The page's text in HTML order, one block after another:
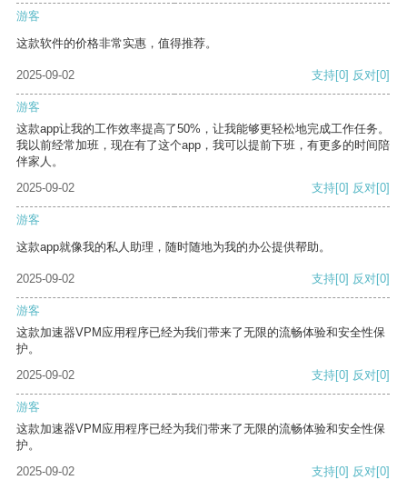
游客
这款软件的价格非常实惠，值得推荐。
2025-09-02 支持[0] 反对[0]
游客
这款app让我的工作效率提高了50%，让我能够更轻松地完成工作任务。
我以前经常加班，现在有了这个app，我可以提前下班，有更多的时间陪
伴家人。
2025-09-02
支持[0] 反对[0]
游客
这款app就像我的私人助理，随时随地为我的办公提供帮助。
2025-09-02 支持[0] 反对[0]
游客
这款加速器VPM应用程序已经为我们带来了无限的流畅体验和安全性保
护。
2025-09-02
支持[0] 反对[0]
游客
这款加速器VPM应用程序已经为我们带来了无限的流畅体验和安全性保
护。
2025-09-02
支持[0] 反对[0]